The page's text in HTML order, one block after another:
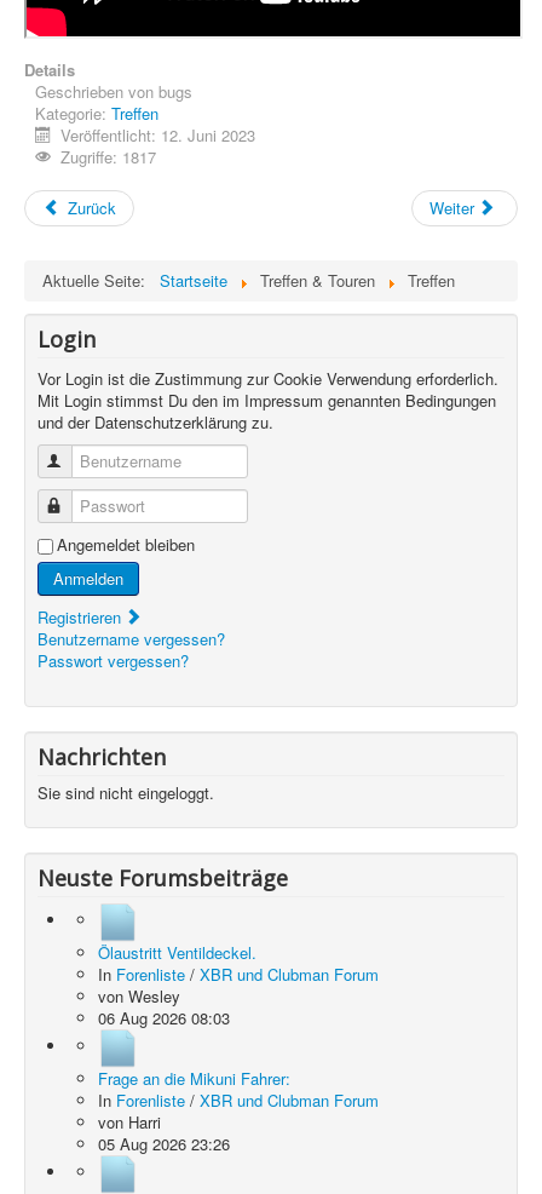
Details
Geschrieben von bugs
Kategorie: Treffen
Veröffentlicht: 12. Juni 2023
Zugriffe: 1817
Zurück Weiter
Aktuelle Seite: Startseite Treffen & Touren Treffen
Login
Vor Login ist die Zustimmung zur Cookie Verwendung erforderlich.
Mit Login stimmst Du den im Impressum genannten Bedingungen
und der Datenschutzerklärung zu.
Benutzername
Passwort
Angemeldet bleiben
Anmelden
Registrieren
Benutzername vergessen?
Passwort vergessen?
Nachrichten
Sie sind nicht eingeloggt.
Neuste Forumsbeiträge
Ölaustritt Ventildeckel.
In Forenliste / XBR und Clubman Forum
von Wesley
06 Aug 2026 08:03
Frage an die Mikuni Fahrer:
In Forenliste / XBR und Clubman Forum
von Harri
05 Aug 2026 23:26